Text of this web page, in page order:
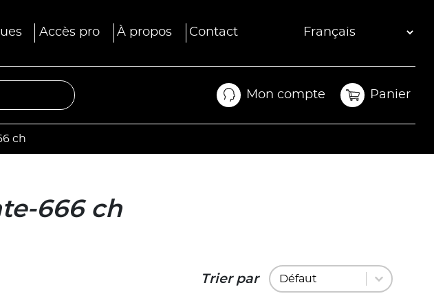
Accès pro À propos Contact
Mon compte
Mon compte
Panier
Panier
ch
666 ch
Trier par
Trier par
Trier par
Trier par